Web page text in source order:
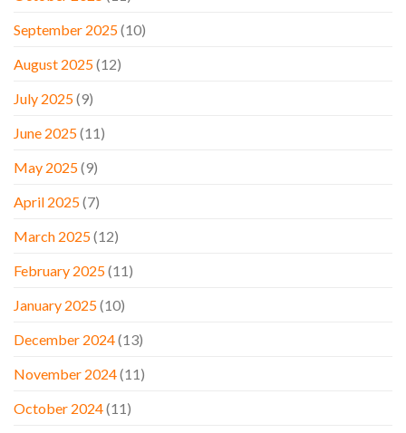
September 2025(10)
August 2025(12)
July 2025(9)
June 2025(11)
May 2025(9)
April 2025(7)
March 2025(12)
February 2025(11)
January 2025(10)
December 2024(13)
November 2024(11)
October 2024(11)